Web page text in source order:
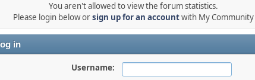
You aren't allowed to view the forum statistics.
Please login below orsign up for an accountwith My Community
in
Username: